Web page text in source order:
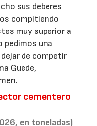
sus deberes
compitiendo
muy superior a
pedimos una
de competir
Guede,
cementero
en toneladas)